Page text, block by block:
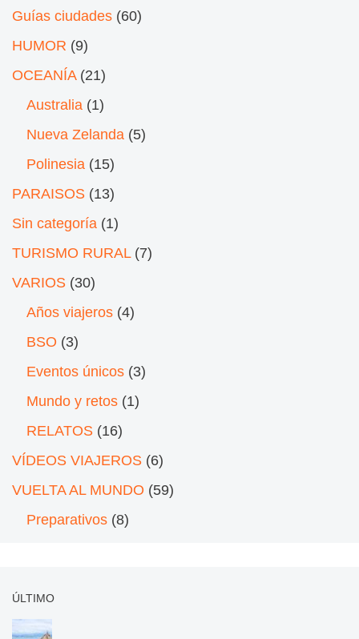
Guías ciudades (60)
HUMOR (9)
OCEANÍA(21)
Australia (1)
Nueva Zelanda (5)
Polinesia (15)
PARAISOS (13)
Sin categoría (1)
TURISMO RURAL(7)
VARIOS (30)
Años viajeros (4)
BSO (3)
Eventos únicos (3)
Mundo y retos (1)
RELATOS (16)
VÍDEOS VIAJEROS (6)
VUELTA AL MUNDO (59)
Preparativos (8)
ÚLTIMO